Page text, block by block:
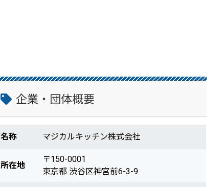
企業・団体概要
名称 マジカルキッチン株式会社
所在地
〒150-0001
東京都 渋谷区神宮前6-3-9